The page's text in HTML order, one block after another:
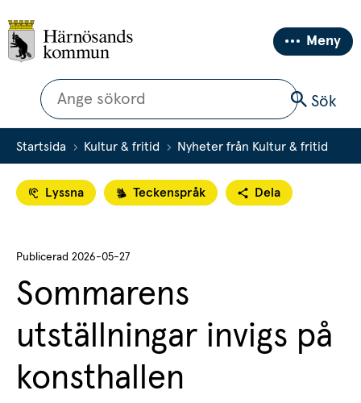
Meny
Sök
Sök
Startsida Kultur & fritid Nyheter från Kultur & fritid
Lyssna Teckenspråk Dela
Publicerad 2026-05-27
Sommarens
utställningar invigs på
konsthallen